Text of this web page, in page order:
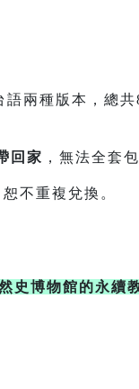
，總共8款
回家 ，無法全套
重複兌換。
史博物館的永續